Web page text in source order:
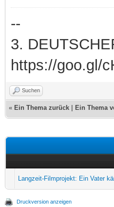
--
3.
https://goo.gl/
Suchen
« Ein Thema zurück Ein Thema
Langzeit-Filmprojekt: Ein Vater
Druckversion anzeigen